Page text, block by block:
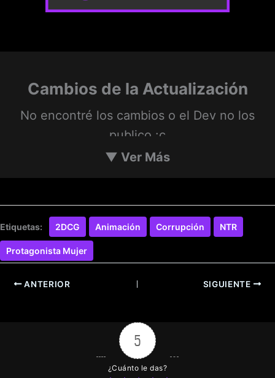
Cambios de la Actualización
No encontré los cambios o el Dev no los
publico :c
▼ Ver Más
Etiquetas: 2DCG Animación Corrupción NTR
Protagonista Mujer
ANTERIOR SIGUIENTE
5
¿Cuánto le das?